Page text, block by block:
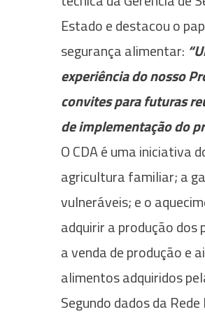
Estado e destacou o
segurança alimentar:
experiência do nosso
convites para futuras
de implementação do
O CDA é uma iniciativa
agricultura familiar; a
vulneráveis; e o
adquirir a produção
a venda de produção e
alimentos adquiridos
Segundo dados da